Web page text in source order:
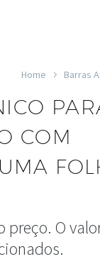
Home Barras
COM
preço. O